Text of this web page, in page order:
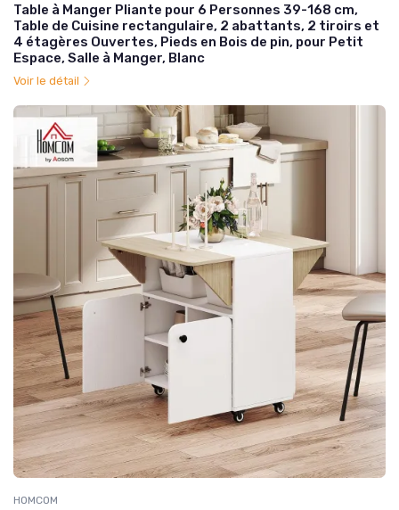
Table à Manger Pliante pour 6 Personnes 39-168 cm,
Table de Cuisine rectangulaire, 2 abattants, 2 tiroirs et
4 étagères Ouvertes, Pieds en Bois de pin, pour Petit
Espace, Salle à Manger, Blanc
Voir le détail
HOMCOM